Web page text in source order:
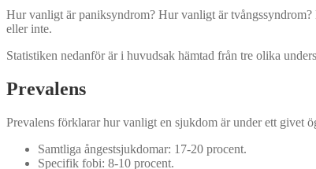
Hur vanligt är paniksyndrom? Hur vanligt är
eller inte.
Statistiken nedanför är i huvudsak hämtad från tre olika
Prevalens
Prevalens förklarar hur vanligt en sjukdom är under ett givet
Samtliga ångestsjukdomar: 17-20 procent.
Specifik fobi: 8-10 procent.